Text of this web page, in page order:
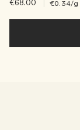
€68.00 €0.34/g